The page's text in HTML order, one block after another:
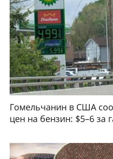
Гомельчанин в США
цен на бензин: $5–6 за